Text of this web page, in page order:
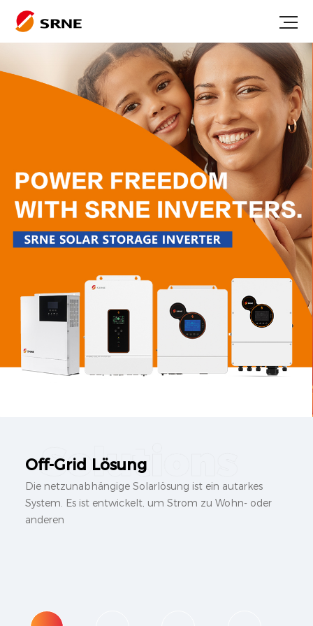
Off-Grid Lösung
Die netzunabhängige Solarlösung ist ein autarkes
System. Es ist entwickelt, um Strom zu Wohn- oder
anderen